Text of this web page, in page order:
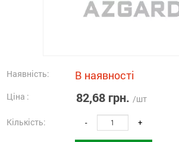
Наявність: В наявності
Ціна : 82,68 грн. /шт
Кількість: - +